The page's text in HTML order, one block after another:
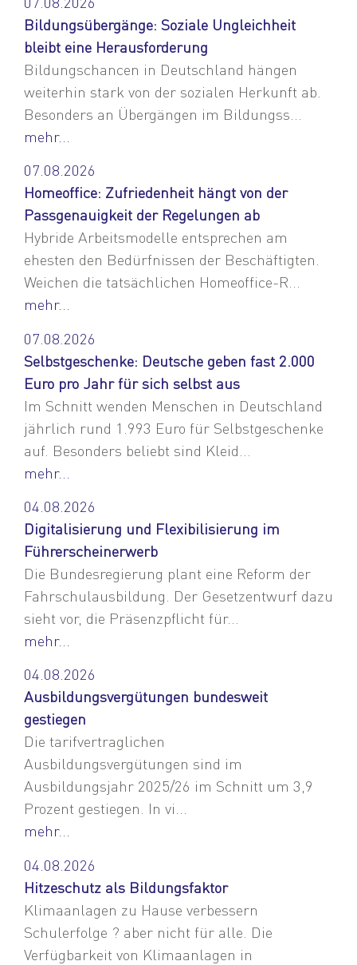
Bildungsübergänge: Soziale Ungleichheit
bleibt eine Herausforderung
Bildungschancen in Deutschland hängen
weiterhin stark von der sozialen Herkunft ab.
Besonders an Übergängen im Bildungss...
mehr...
07.08.2026
Homeoffice: Zufriedenheit hängt von der
Passgenauigkeit der Regelungen ab
Hybride Arbeitsmodelle entsprechen am
ehesten den Bedürfnissen der Beschäftigten.
Weichen die tatsächlichen Homeoffice-R...
mehr...
07.08.2026
Selbstgeschenke: Deutsche geben fast 2.000
Euro pro Jahr für sich selbst aus
Im Schnitt wenden Menschen in Deutschland
jährlich rund 1.993 Euro für Selbstgeschenke
auf. Besonders beliebt sind Kleid...
mehr...
04.08.2026
Digitalisierung und Flexibilisierung im
Führerscheinerwerb
Die Bundesregierung plant eine Reform der
Fahrschulausbildung. Der Gesetzentwurf dazu
sieht vor, die Präsenzpflicht für...
mehr...
04.08.2026
Ausbildungsvergütungen bundesweit
gestiegen
Die tarifvertraglichen
Ausbildungsvergütungen sind im
Ausbildungsjahr 2025/26 im Schnitt um 3,9
Prozent gestiegen. In vi...
mehr...
04.08.2026
Hitzeschutz als Bildungsfaktor
Klimaanlagen zu Hause verbessern
Schulerfolge ? aber nicht für alle. Die
Verfügbarkeit von Klimaanlagen in